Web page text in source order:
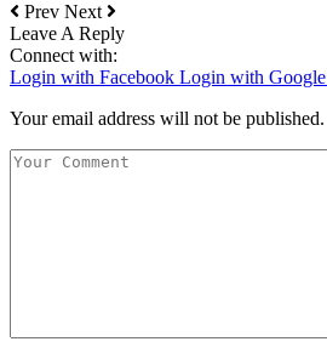
Prev Next
Leave A Reply
Connect with:
Login with Facebook Login with Google
Your email address will not be published.